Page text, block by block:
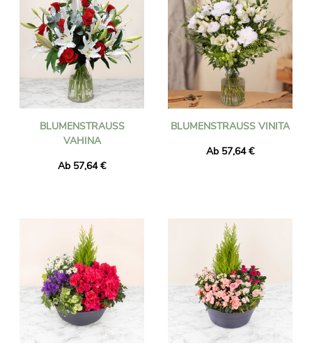
BLUMENSTRAUSS V
AHINA
Ab 57,64 €
BLUMENSTRAUSS VINITA
Ab 57,64 €